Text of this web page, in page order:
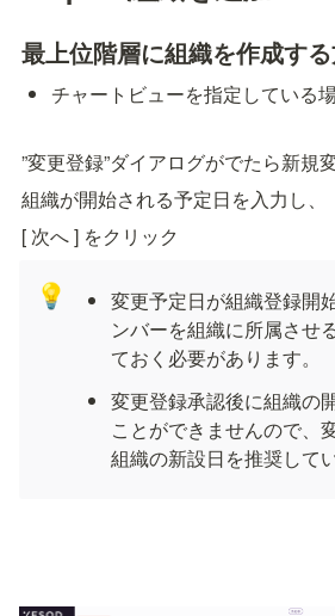
最上位階層に組織を作成す
チャートビューを指定している
”変更登録”ダイアログがでたら新規
組織が開始される予定日を入力し、
[ 次へ ] をクリック
💡
変更予定日が組織登録開
ンバーを組織に所属させ
ておく必要があります。
変更登録承認後に組織の
ことができませんので、
組織の新設日を推奨してい